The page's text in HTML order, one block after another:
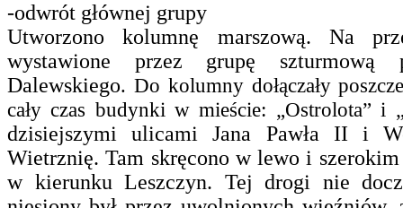
-odwrót głównej grupy
Utworzono kolumnę marszową. Na
wystawione przez grupę szturmową
Dalewskiego. Do kolumny dołączały
cały czas budynki w mieście: „Ostrolota” i
dzisiejszymi ulicami Jana Pawła II i
Wietrznię. Tam skręcono w lewo i
w kierunku Leszczyn. Tej drogi nie